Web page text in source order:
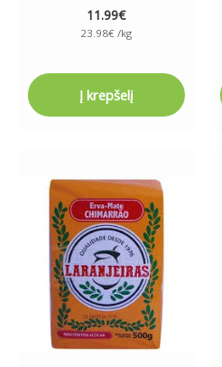
11.99€
23.98€ /kg
Į krepšelį